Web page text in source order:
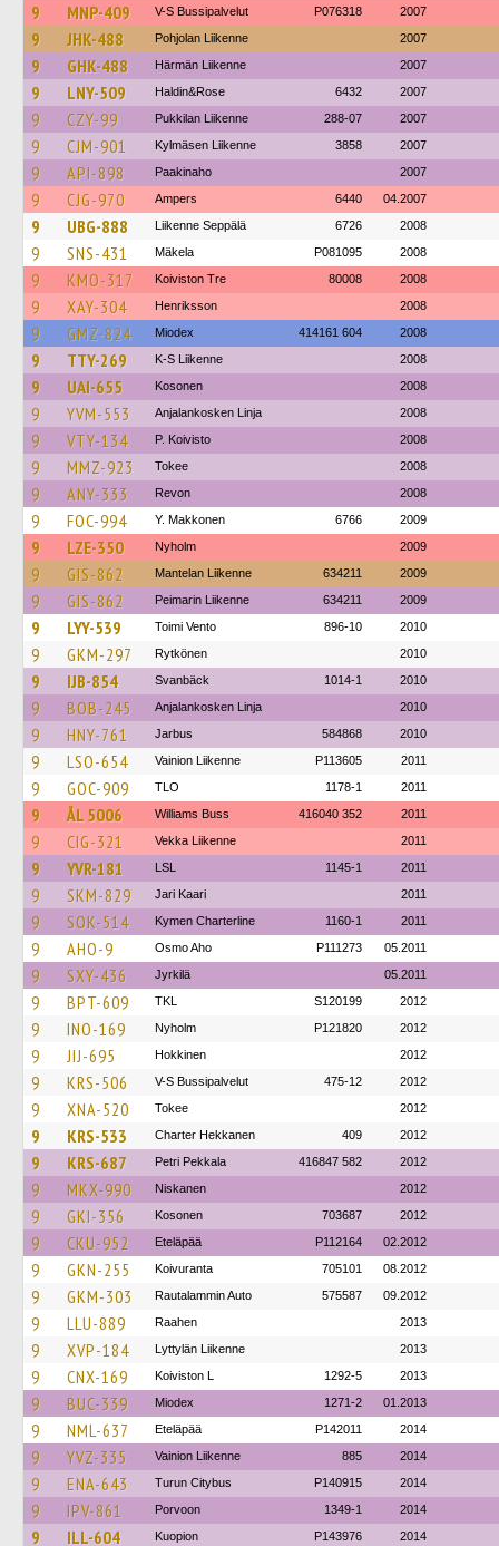
9 MNP-409 V-S Bussipalvelut P076318 2007
9 JHK-488 Pohjolan Liikenne 2007
9 GHK-488 Härmän Liikenne 2007
9 LNY-509 Haldin&Rose 6432 2007
9 CZY-99 Pukkilan Liikenne 288-07 2007
9 CJM-901 Kylmäsen Liikenne 3858 2007
9 API-898 Paakinaho 2007
9 CJG-970 Ampers 6440 04.2007
9 UBG-888 Liikenne Seppälä 6726 2008
9 SNS-431 Mäkela P081095 2008
9 KMO-317 Koiviston Tre 80008 2008
9 XAY-304 Henriksson 2008
9 GMZ-824 Miodex 414161 604 2008
9 TTY-269 K-S Liikenne 2008
9 UAI-655 Kosonen 2008
9 YVM-553 Anjalankosken Linja 2008
9 VTY-134 P. Koivisto 2008
9 MMZ-923 Tokee 2008
9 ANY-333 Revon 2008
9 FOC-994 Y. Makkonen 6766 2009
9 LZE-350 Nyholm 2009
9 GIS-862 Mantelan Liikenne 634211 2009
9 GIS-862 Peimarin Liikenne 634211 2009
9 LYY-539 Toimi Vento 896-10 2010
9 GKM-297 Rytkönen 2010
9 IJB-854 Svanbäck 1014-1 2010
9 BOB-245 Anjalankosken Linja 2010
9 HNY-761 Jarbus 584868 2010
9 LSO-654 Vainion Liikenne P113605 2011
9 GOC-909 TLO 1178-1 2011
9 ÅL 5006 Williams Buss 416040 352 2011
9 CIG-321 Vekka Liikenne 2011
9 YVR-181 LSL 1145-1 2011
9 SKM-829 Jari Kaari 2011
9 SOK-514 Kymen Charterline 1160-1 2011
9 AHO-9 Osmo Aho P111273 05.2011
9 SXY-436 Jyrkilä 05.2011
9 BPT-609 TKL S120199 2012
9 INO-169 Nyholm P121820 2012
9 JIJ-695 Hokkinen 2012
9 KRS-506 V-S Bussipalvelut 475-12 2012
9 XNA-520 Tokee 2012
9 KRS-533 Charter Hekkanen 409 2012
9 KRS-687 Petri Pekkala 416847 582 2012
9 MKX-990 Niskanen 2012
9 GKI-356 Kosonen 703687 2012
9 CKU-952 Eteläpää P112164 02.2012
9 GKN-255 Koivuranta 705101 08.2012
9 GKM-303 Rautalammin Auto 575587 09.2012
9 LLU-889 Raahen 2013
9 XVP-184 Lyttylän Liikenne 2013
9 CNX-169 Koiviston L 1292-5 2013
9 BUC-339 Miodex 1271-2 01.2013
9 NML-637 Eteläpää P142011 2014
9 YVZ-335 Vainion Liikenne 885 2014
9 ENA-643 Turun Citybus P140915 2014
9 IPV-861 Porvoon 1349-1 2014
9 ILL-604 Kuopion P143976 2014